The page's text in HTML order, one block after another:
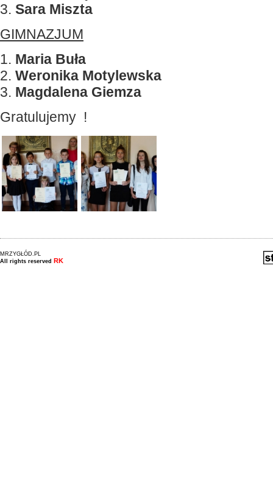
3. Sara Miszta
GIMNAZJUM
1. Maria Buła
2. Weronika Motylewska
3. Magdalena Giemza
Gratulujemy !
MRZYGŁÓD.PL
All rights reserved RK